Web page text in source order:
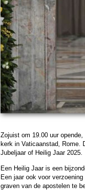
Zojuist om 19.00 uur
kerk in Vati­caan­stad, Rome.
Jubel­jaar of Heilig Jaar 2025.
Een Heilig Jaar is een
Een jaar ook voor
graven van de apos­te­len te